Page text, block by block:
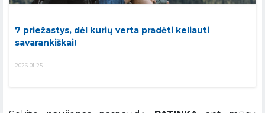
7 priežastys, dėl kurių verta pradėti keliauti
savarankiškai!
2026-01-25